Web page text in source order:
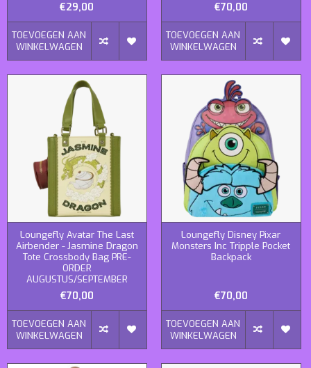
€29,00
TOEVOEGEN AAN
WINKELWAGEN
€70,00
TOEVOEGEN AAN
WINKELWAGEN
Loungefly Avatar The Last
Airbender - Jasmine Dragon
Tote Crossbody Bag PRE-
ORDER
AUGUSTUS/SEPTEMBER
€70,00
TOEVOEGEN AAN
WINKELWAGEN
Loungefly Disney Pixar
Monsters Inc Tripple Pocket
Backpack
€70,00
TOEVOEGEN AAN
WINKELWAGEN